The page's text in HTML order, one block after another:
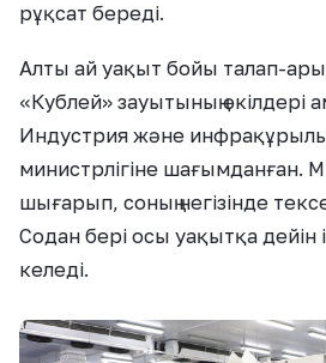
рұқсат береді.
Алты ай уақыт бойы талап-
«Кублей» зауытының өкілдері
Индустрия және
министрлігіне шағымданған.
шығарып, соның негізінде
Содан бері осы уақытқа дейін
келеді.